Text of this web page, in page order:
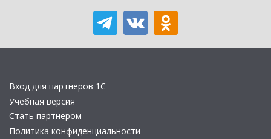
Вход для партнеров 1С
Учебная версия
Стать партнером
Политика конфиденциальности